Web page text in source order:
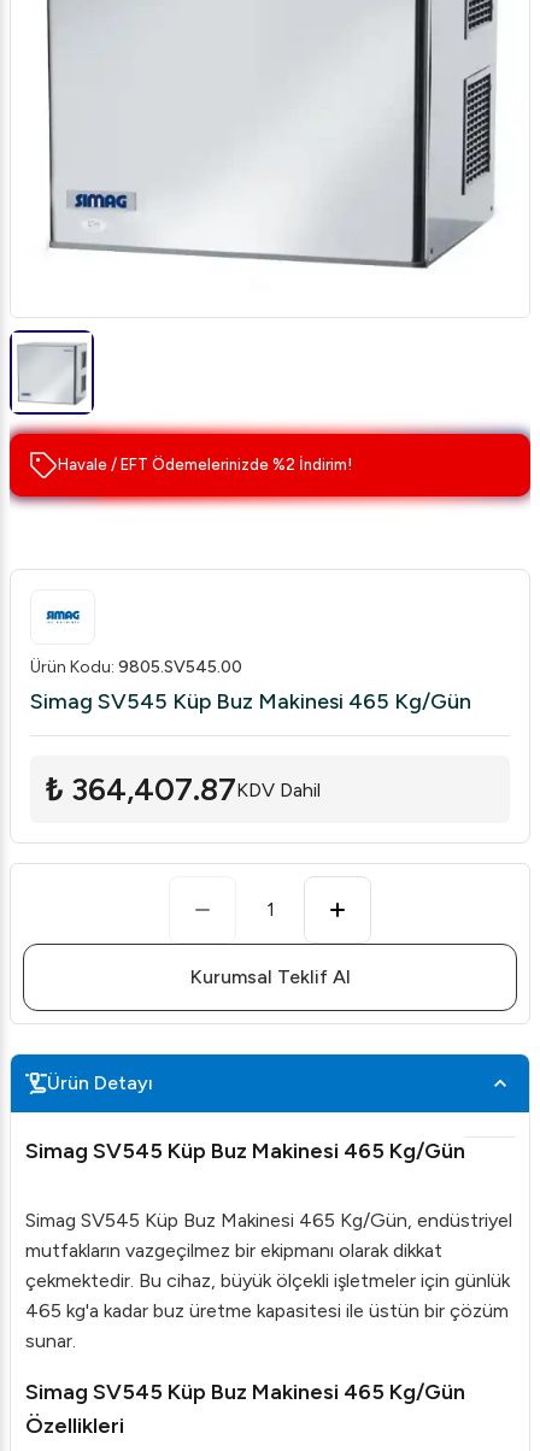
Havale / EFT Ödemelerinizde %2 İndirim!
Ürün Kodu: 9805.SV545.00
Simag SV545 Küp Buz Makinesi 465 Kg/Gün
₺ 364,407.87KDV Dahil
1
Kurumsal Teklif Al
Ürün Detayı
Simag SV545 Küp Buz Makinesi 465 Kg/Gün
Simag SV545 Küp Buz Makinesi 465 Kg/Gün, endüstriyel
mutfakların vazgeçilmez bir ekipmanı olarak dikkat
çekmektedir. Bu cihaz, büyük ölçekli işletmeler için günlük
465 kg'a kadar buz üretme kapasitesi ile üstün bir çözüm
sunar.
Simag SV545 Küp Buz Makinesi 465 Kg/Gün
Özellikleri